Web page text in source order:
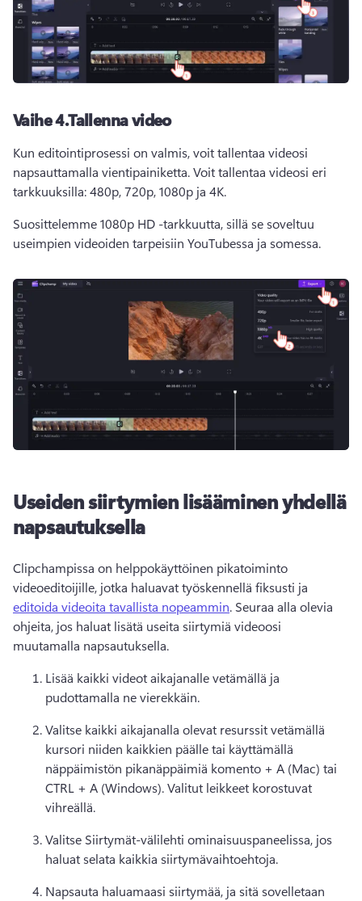
Vaihe 4.Tallenna video
Kun editointiprosessi on valmis, voit tallentaa videosi
napsauttamalla vientipainiketta. Voit tallentaa videosi eri
tarkkuuksilla: 480p, 720p, 1080p ja 4K.
Suosittelemme 1080p HD -tarkkuutta, sillä se soveltuu
useimpien videoiden tarpeisiin YouTubessa ja somessa.
Useiden siirtymien lisääminen yhdellä
napsautuksella
Clipchampissa on helppokäyttöinen pikatoiminto
videoeditoijille, jotka haluavat työskennellä fiksusti ja
editoida videoita tavallista nopeammin. Seuraa alla olevia
ohjeita, jos haluat lisätä useita siirtymiä videoosi
muutamalla napsautuksella.
Lisää kaikki videot aikajanalle vetämällä ja
pudottamalla ne vierekkäin.
Valitse kaikki aikajanalla olevat resurssit vetämällä
kursori niiden kaikkien päälle tai käyttämällä
näppäimistön pikanäppäimiä komento + A (Mac) tai
CTRL + A (Windows). Valitut leikkeet korostuvat
vihreällä.
Valitse Siirtymät-välilehti ominaisuuspaneelissa, jos
haluat selata kaikkia siirtymävaihtoehtoja.
Napsauta haluamaasi siirtymää, ja sitä sovelletaan